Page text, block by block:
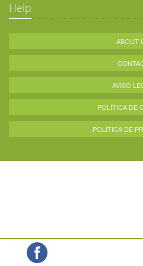
Help
ABOUT
AVISO
POLÍTICA DE
POLÍTICA DE